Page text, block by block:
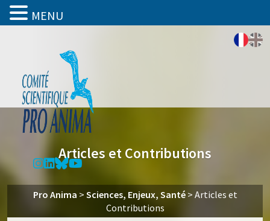
Articles et Contributions
Pro Anima > Sciences, Enjeux, Santé> Articles et
Contributions
MENU